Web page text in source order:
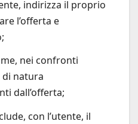
indirizza il proprio
l’offerta e
nei confronti
di natura
dall’offerta;
con l’utente, il